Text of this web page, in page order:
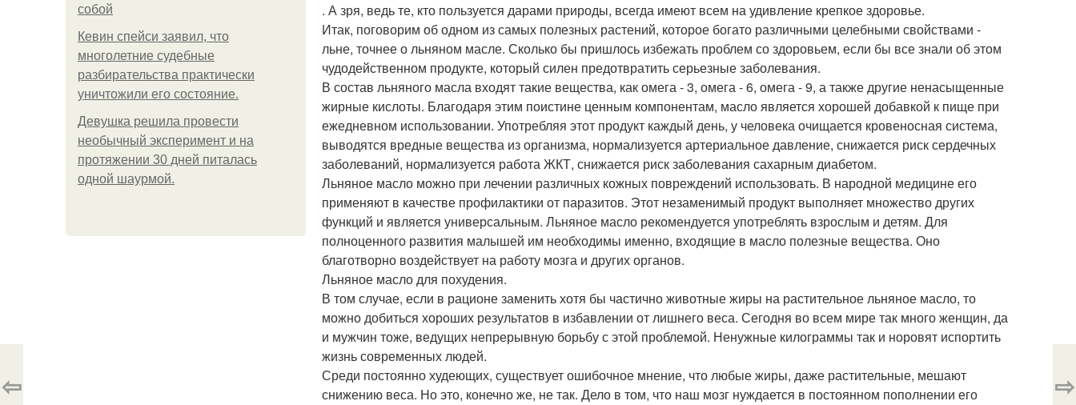
собой
Кевин спейси заявил, что
многолетние судебные
разбирательства практически
уничтожили его состояние.
Девушка решила провести
необычный эксперимент и на
протяжении 30 дней питалась
одной шаурмой.
. А зря, ведь те, кто пользуется дарами природы, всегда имеют всем на удивление крепкое здоровье.
Итак, поговорим об одном из самых полезных растений, которое богато различными целебными свойствами -
льне, точнее о льняном масле. Сколько бы пришлось избежать проблем со здоровьем, если бы все знали об этом
чудодейственном продукте, который силен предотвратить серьезные заболевания.
В состав льняного масла входят такие вещества, как омега - 3, омега - 6, омега - 9, а также другие ненасыщенные
жирные кислоты. Благодаря этим поистине ценным компонентам, масло является хорошей добавкой к пище при
ежедневном использовании. Употребляя этот продукт каждый день, у человека очищается кровеносная система,
выводятся вредные вещества из организма, нормализуется артериальное давление, снижается риск сердечных
заболеваний, нормализуется работа ЖКТ, снижается риск заболевания сахарным диабетом.
Льняное масло можно при лечении различных кожных повреждений использовать. В народной медицине его
применяют в качестве профилактики от паразитов. Этот незаменимый продукт выполняет множество других
функций и является универсальным. Льняное масло рекомендуется употреблять взрослым и детям. Для
полноценного развития малышей им необходимы именно, входящие в масло полезные вещества. Оно
благотворно воздействует на работу мозга и других органов.
Льняное масло для похудения.
В том случае, если в рационе заменить хотя бы частично животные жиры на растительное льняное масло, то
можно добиться хороших результатов в избавлении от лишнего веса. Сегодня во всем мире так много женщин, да
и мужчин тоже, ведущих непрерывную борьбу с этой проблемой. Ненужные килограммы так и норовят испортить
жизнь современных людей.
Среди постоянно худеющих, существует ошибочное мнение, что любые жиры, даже растительные, мешают
снижению веса. Но это, конечно же, не так. Дело в том, что наш мозг нуждается в постоянном пополнении его
⇦ ⇨